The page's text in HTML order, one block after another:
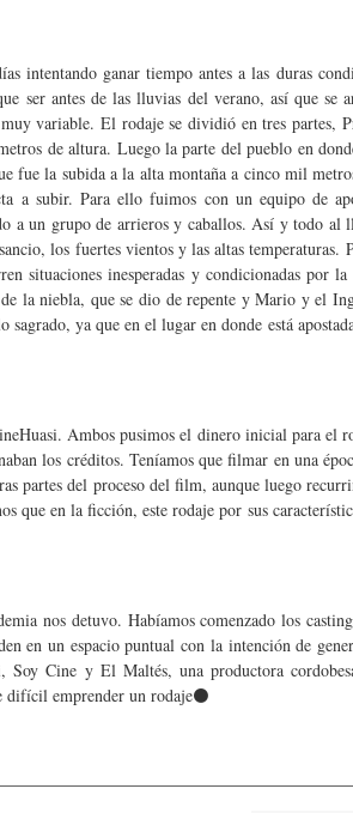
intentando ganar tiempo antes a las duras
ser antes de las lluvias del verano, así que se
variable. El rodaje se dividió en tres partes,
de altura. Luego la parte del pueblo en
fue la subida a la alta montaña a cinco mil
a subir. Para ello fuimos con un equipo de
a un grupo de arrieros y caballos. Así y todo al
los fuertes vientos y las altas temperaturas.
situaciones inesperadas y condicionadas por
la niebla, que se dio de repente y Mario y el
ya que en el lugar en donde está
Ambos pusimos el dinero inicial para el
los créditos. Teníamos que filmar en una
partes del proceso del film, aunque luego
que en la ficción, este rodaje por sus
nos detuvo. Habíamos comenzado los
en un espacio puntual con la intención de
Cine y El Maltés, una productora
difícil emprender un rodaje⚫